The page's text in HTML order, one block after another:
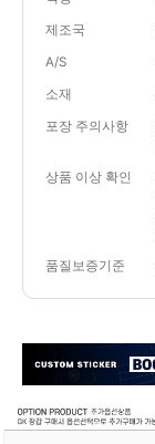
제조국
A/S
소재
포장 주의사항
상품 이상 확인
품질보증기준